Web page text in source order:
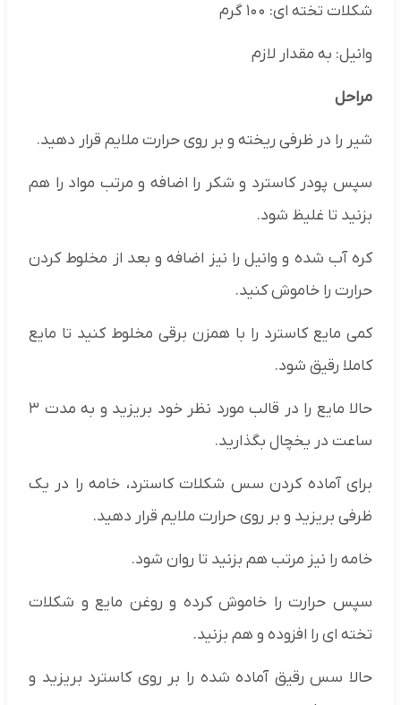
شکلات تخته ای: ۱۰۰ گرم
وانیل: به مقدار لازم
مراحل
شیر را در ظرفی ریخته و بر روی حرارت ملایم قرار دهید.
سپس پودر کاسترد و شکر را اضافه و مرتب مواد را هم
بزنید تا غلیظ شود.
کره آب شده و وانیل را نیز اضافه و بعد از مخلوط کردن
حرارت را خاموش کنید.
کمی مایع کاسترد را با همزن برقی مخلوط کنید تا مایع
کاملا رقیق شود.
حالا مایع را در قالب مورد نظر خود بریزید و به مدت ۳
ساعت در یخچال بگذارید.
برای آماده کردن سس شکلات کاسترد، خامه را در یک
ظرفی بریزید و بر روی حرارت ملایم قرار دهید.
خامه را نیز مرتب هم بزنید تا روان شود.
سپس حرارت را خاموش کرده و روغن مایع و شکلات
تخته ای را افزوده و هم بزنید.
حالا سس رقیق آماده شده را بر روی کاسترد بریزید و